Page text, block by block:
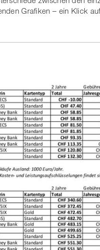
Grafiken – ein Klick